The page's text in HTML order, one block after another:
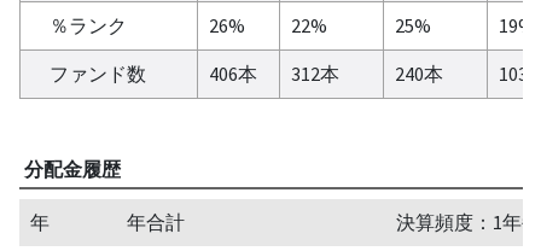
％ランク
26% 22% 25%
19%
ファンド数
406本 312本 240本 103
分配金履歴
年 年合計
決算頻度：1年